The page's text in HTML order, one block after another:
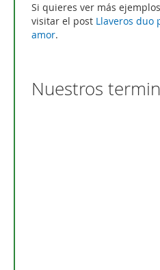
Si quieres ver más
visitar el post Llaveros duo
amor.
Nuestros